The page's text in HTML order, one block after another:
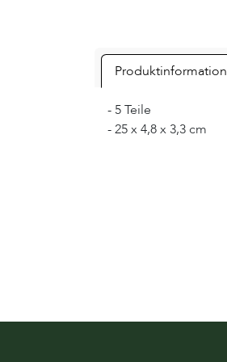
Produktinformation
- 5 Teile
- 25 x 4,8 x 3,3 cm